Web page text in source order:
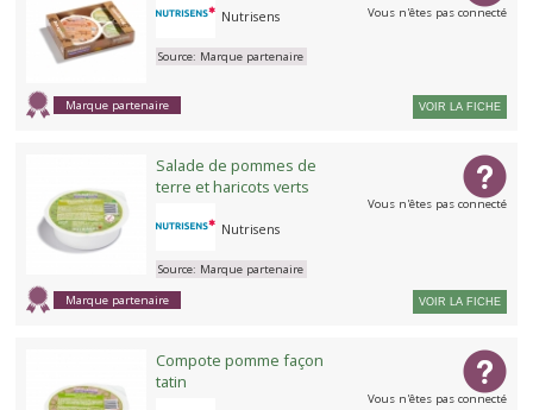
Nutrisens
Marque partenaire
Source: Marque partenaire
Vous n'êtes pas connecté
VOIR LA FICHE
Salade de pommes de
terre et haricots verts
Nutrisens
Marque partenaire
Source: Marque partenaire
Vous n'êtes pas connecté
VOIR LA FICHE
Compote pomme façon
tatin
Vous n'êtes pas connecté